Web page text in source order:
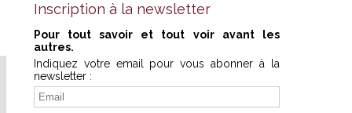
Inscription à la newsletter
Pour tout savoir et tout voir avant les
autres.
Indiquez votre email pour vous abonner à la
newsletter :